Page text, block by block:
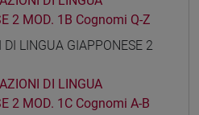
2 MOD. 1B Cognomi Q-Z
DI LINGUA GIAPPONESE 2
DI LINGUA
2 MOD. 1C Cognomi A-B